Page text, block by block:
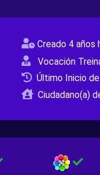
Creado 4 años
Vocación
Último Inicio
Ciudadano(a)